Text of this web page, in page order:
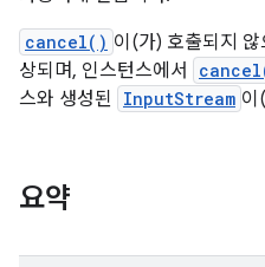
cancel() 이(가) 호출되지
상되며, 인스턴스에서
스와 생성된 InputStream 이
요약